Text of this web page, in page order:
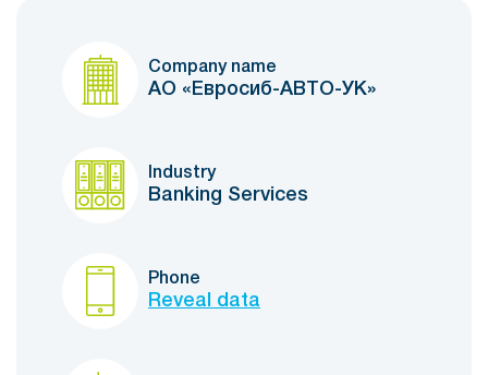
Company name
АО «Евросиб-АВТО-УК»
Industry
Banking Services
Phone
Reveal data